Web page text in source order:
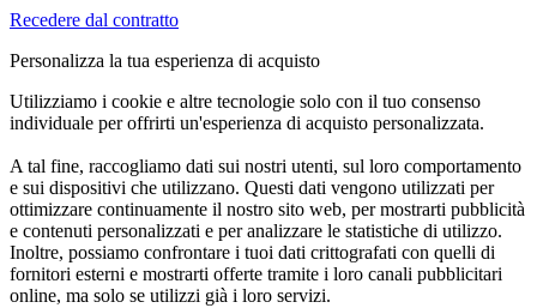
Recedere dal contratto
Personalizza la tua esperienza di acquisto
Utilizziamo i cookie e altre tecnologie solo con il tuo consenso
individuale per offrirti un'esperienza di acquisto personalizzata.
A tal fine, raccogliamo dati sui nostri utenti, sul loro comportamento
e sui dispositivi che utilizzano. Questi dati vengono utilizzati per
ottimizzare continuamente il nostro sito web, per mostrarti pubblicità
e contenuti personalizzati e per analizzare le statistiche di utilizzo.
Inoltre, possiamo confrontare i tuoi dati crittografati con quelli di
fornitori esterni e mostrarti offerte tramite i loro canali pubblicitari
online, ma solo se utilizzi già i loro servizi.